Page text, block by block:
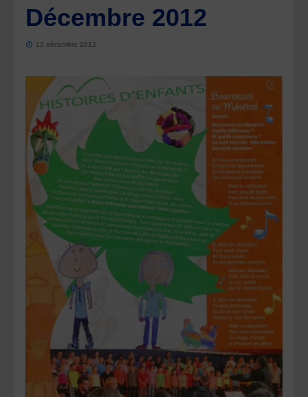
Décembre 2012
12 décembre 2012